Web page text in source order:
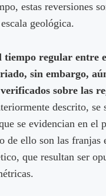
estas reversiones
geológica.
tiempo regular entre
sin embargo,
sobre las
descrito, se
se evidencian en el
de ello son las franjas
que resultan ser